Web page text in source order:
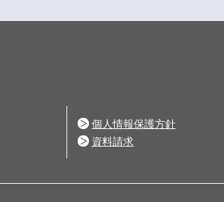
個人情報保護方針
資料請求